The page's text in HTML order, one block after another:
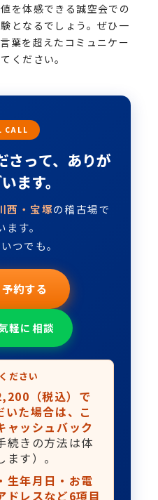
を体感できる誠空会での
となるでしょう。ぜひ一
葉を超えたコミュニケー
ください。
CALL
さって、ありが
ます。
西・宝塚の稽古場で
ます。
つでも。
約する
軽に相談
ださい
（税込）で
いた場合は、こ
ャッシュバック
続きの方法は体
す）。
生年月日・お電
ドレスなど6項目